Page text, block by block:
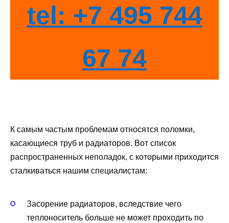
tel: +7 495 744
67 74
К самым частым проблемам относятся поломки,
касающиеся труб и радиаторов. Вот список
распространенных неполадок, с которыми приходится
сталкиваться нашим специалистам:
Засорение радиаторов, вследствие чего
теплоноситель больше не может проходить по